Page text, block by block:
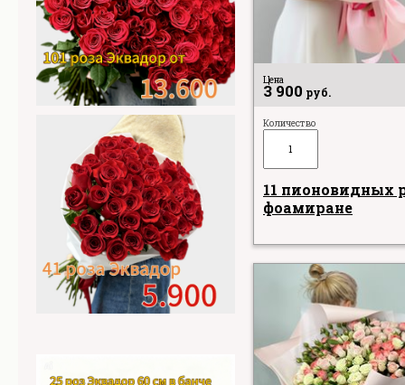
Цена
3 900 руб.
Количество
11 пионовидных
фоамиране